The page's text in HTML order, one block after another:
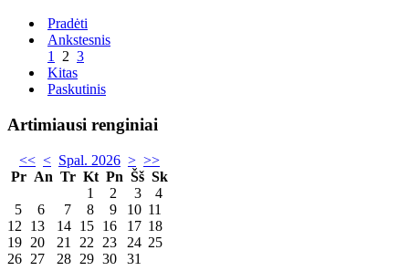
Pradėti
Ankstesnis
1
2 3
Kitas
Paskutinis
Artimiausi renginiai
<< < Spal. 2026 > >>
Pr An Tr Kt Pn Šš Sk
1
2 3
4
5
6 7 8 9 10 11
12
13 14 15 16 17 18
19 20 21 22 23 24 25
26 27 28 29 30 31